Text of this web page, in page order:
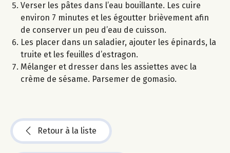
Verser les pâtes dans l’eau bouillante. Les cuire
environ 7 minutes et les égoutter brièvement afin
de conserver un peu d’eau de cuisson.
Les placer dans un saladier, ajouter les épinards, la
truite et les feuilles d’estragon.
Mélanger et dresser dans les assiettes avec la
crème de sésame. Parsemer de gomasio.
Retour à la liste